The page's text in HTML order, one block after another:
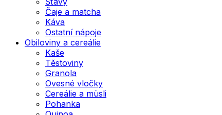
Čaje a matcha
Káva
Ostatní nápoje
Obiloviny a cereálie
Kaše
Těstoviny
Granola
Ovesné vločky
Cereálie a müsli
Pohanka